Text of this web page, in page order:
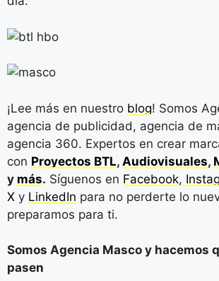
¡Lee más en nuestro blog! Somos
agencia de publicidad, agencia de
agencia 360. Expertos en crear
con Proyectos BTL, Audiovisuales,
y más. Síguenos en Facebook,
X y LinkedIn para no perderte lo
preparamos para ti.
Somos Agencia Masco y hacemos
pasen